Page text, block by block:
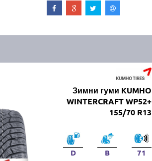
Зимни гуми KUMHO
WINTERCRAFT WP52+
155/70 R13
D B 71